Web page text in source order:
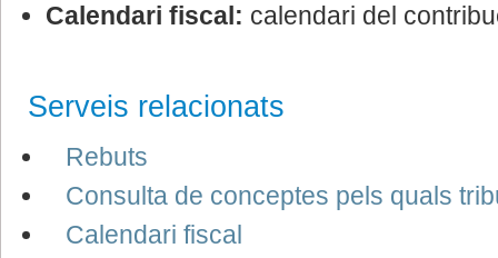
Calendari fiscal: calendari del
Serveis relacionats
Rebuts
Consulta de conceptes pels quals
Calendari fiscal